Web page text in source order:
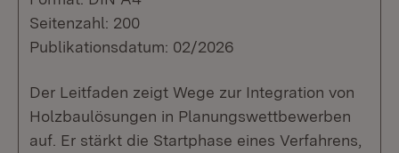
Seitenzahl: 200
Publikationsdatum: 02/2026
Der Leitfaden zeigt Wege zur Integration von
Holzbaulösungen in Planungswettbewerben
auf. Er stärkt die Startphase eines Verfahrens,